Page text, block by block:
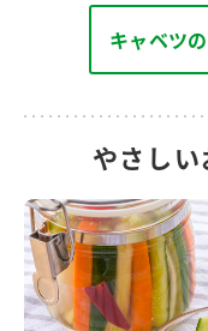
キャベツ
やさし